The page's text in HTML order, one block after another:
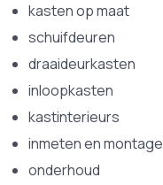
kasten op maat
schuifdeuren
draaideurkasten
inloopkasten
kastinterieurs
inmeten en montage
onderhoud